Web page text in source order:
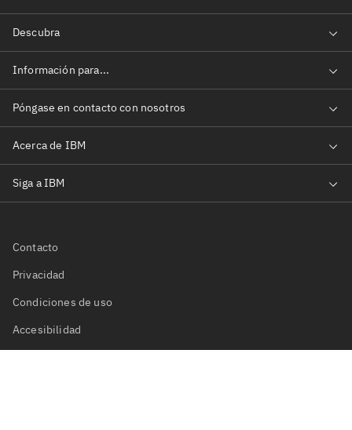
Contacto
Privacidad
Condiciones de uso
Accesibilidad